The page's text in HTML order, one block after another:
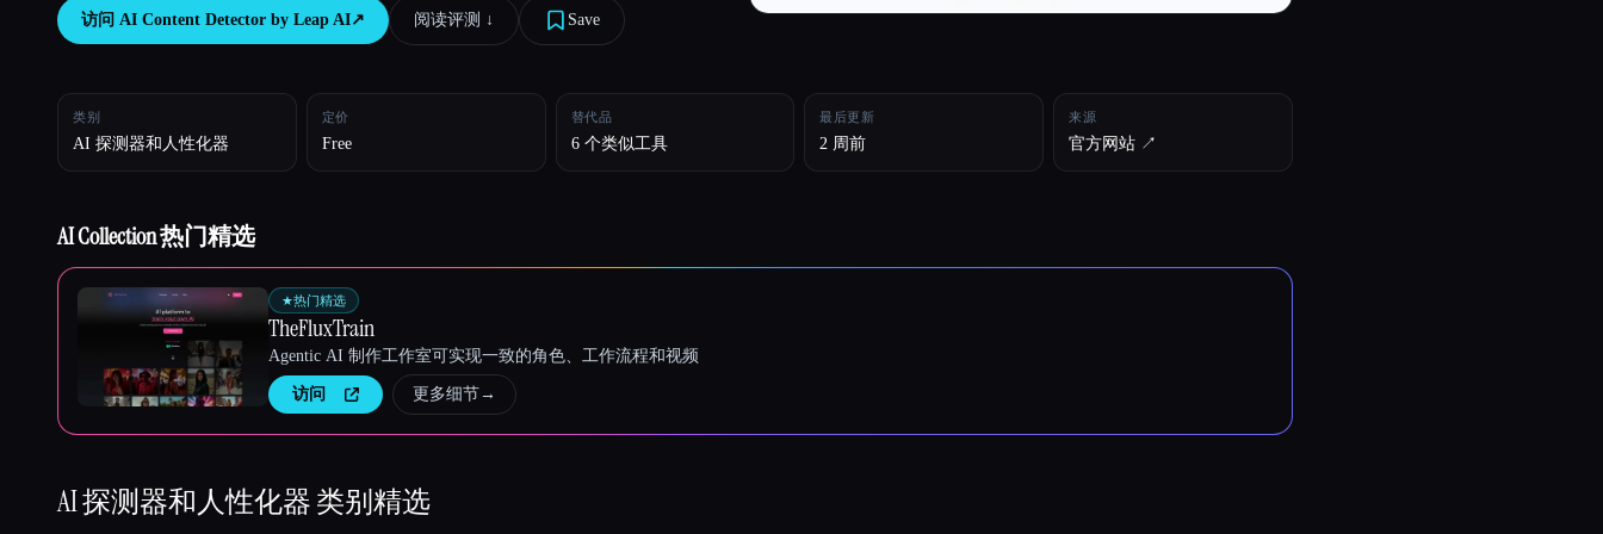
访问 AI Content Detector by Leap AI↗︎ 阅读评测 ↓︎ Save
类别
AI 探测器和人性化器
定价
Free
替代品
6 个类似工具
最后更新
2 周前
来源
官方网站 ↗︎
AI Collection 热门精选
★热门精选
TheFluxTrain
Agentic AI 制作工作室可实现一致的角色、工作流程和视频
访问 更多细节→
AI 探测器和人性化器类别精选